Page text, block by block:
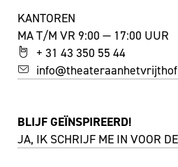
KANTOREN
MA T/M VR 9:00 — 17:00 UUR
+ 31 43 350 55 44
BLIJF GEÏNSPIREERD!
JA, IK SCHRIJF ME IN VOOR